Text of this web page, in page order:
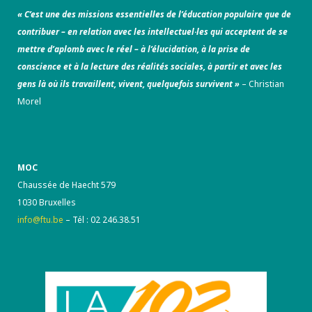
« C’est une des missions essentielles de l’éducation populaire que de
contribuer – en relation avec les intellectuel·les qui acceptent de se
mettre d’aplomb avec le réel – à l’élucidation, à la prise de
conscience et à la lecture des réalités sociales, à partir et avec les
gens là où ils travaillent, vivent, quelquefois survivent » – Christian
Morel
MOC
Chaussée de Haecht 579
1030 Bruxelles
info@ftu.be – Tél : 02 246.38.51